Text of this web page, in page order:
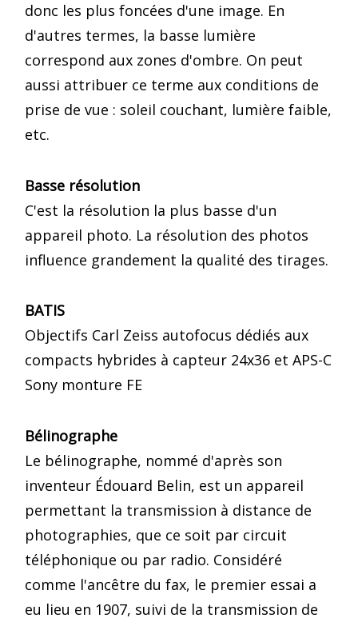
donc les plus foncées d'une image. En
d'autres termes, la basse lumière
correspond aux zones d'ombre. On peut
aussi attribuer ce terme aux conditions de
prise de vue : soleil couchant, lumière faible,
etc.
Basse résolution
C'est la résolution la plus basse d'un
appareil photo. La résolution des photos
influence grandement la qualité des tirages.
BATIS
Objectifs Carl Zeiss autofocus dédiés aux
compacts hybrides à capteur 24x36 et APS-C
Sony monture FE
Bélinographe
Le bélinographe, nommé d'après son
inventeur Édouard Belin, est un appareil
permettant la transmission à distance de
photographies, que ce soit par circuit
téléphonique ou par radio. Considéré
comme l'ancêtre du fax, le premier essai a
eu lieu en 1907, suivi de la transmission de